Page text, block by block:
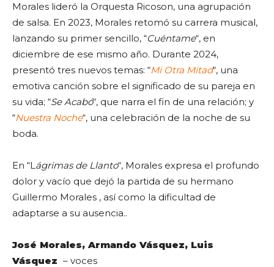
Morales lideró la Orquesta Ricoson, una agrupación
de salsa. En 2023, Morales retomó su carrera musical,
lanzando su primer sencillo, “Cuéntame“, en
diciembre de ese mismo año. Durante 2024,
presentó tres nuevos temas: “Mi Otra Mitad“, una
emotiva canción sobre el significado de su pareja en
su vida; “Se Acabó“, que narra el fin de una relación; y
“Nuestra Noche“, una celebración de la noche de su
boda.
En “Lágrimas de Llanto“, Morales expresa el profundo
dolor y vacío que dejó la partida de su hermano
Guillermo Morales , así como la dificultad de
adaptarse a su ausencia..
José Morales, Armando Vásquez, Luis
Vásquez – voces